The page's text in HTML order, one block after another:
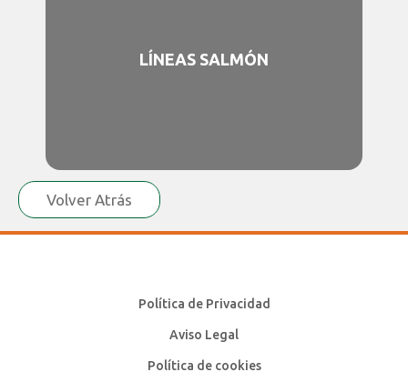
LÍNEAS SALMÓN
Volver Atrás
Política de Privacidad
Aviso Legal
Política de cookies